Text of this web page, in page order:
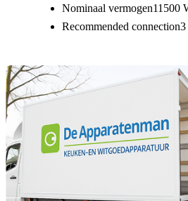
Nominaal vermogen11500
Recommended connection3